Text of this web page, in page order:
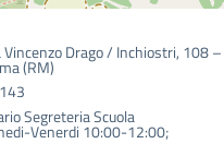
Vincenzo Drago / Inchiostri, 108
(RM)
Segreteria Scuola
Venerdi 10:00-12:00;